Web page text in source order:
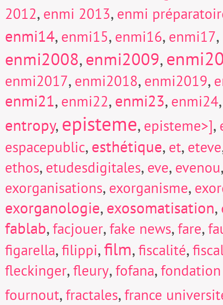
2012, enmi 2013, enmi
enmi14, enmi15, enmi16, enmi17,
enmi2008,enmi2009,
enmi2017, enmi2018, enmi2019,
enmi21, enmi22,enmi23, enmi24
entropy, episteme, episteme>],
espacepublic,esthétique, et, eteve
ethos, etudesdigitales, eve, evenou
exorganisations, exorganisme,
exorganologie,exosomatisation,
fablab,facjouer,fake news,fare,
figarella,filippi,film,fiscalité,
fleckinger,fleury,fofana,
fournout,fractales,france